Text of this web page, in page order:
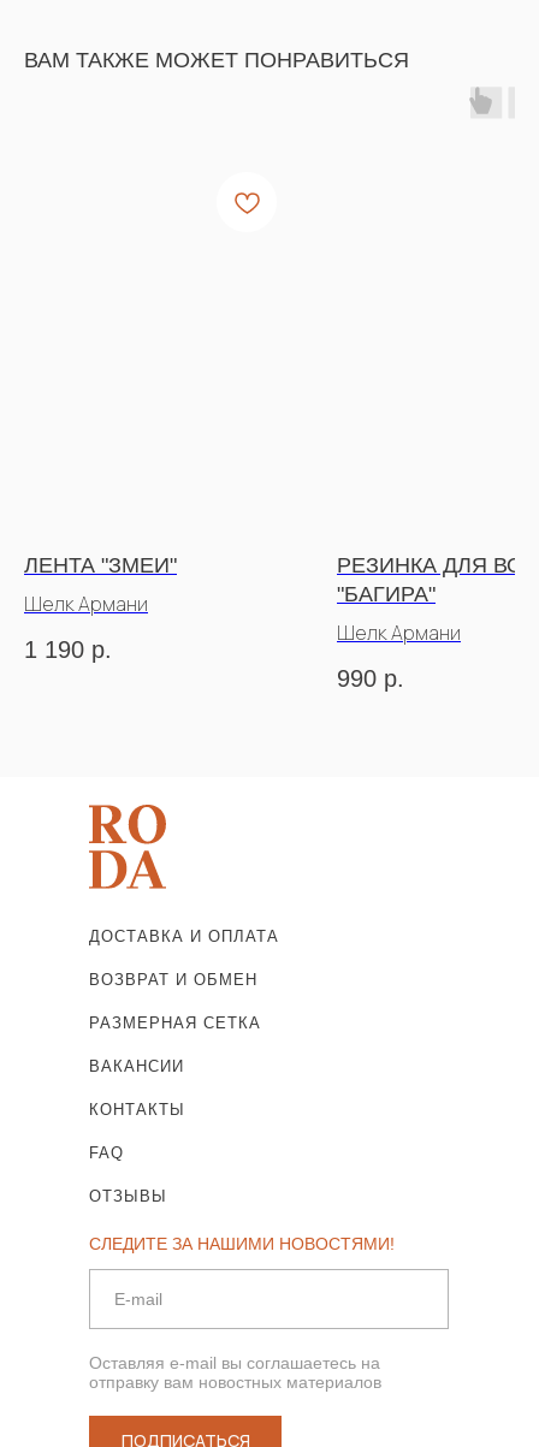
ВАМ ТАКЖЕ МОЖЕТ ПОНРАВИТЬСЯ
ЛЕНТА "ЗМЕИ"
Шелк Армани
1 190 р.
РЕЗИНКА ДЛЯ
"БАГИРА"
Шелк Армани
990 р.
РАЗМЕРНАЯ СЕТКА
ДОСТАВКА И ОПЛАТА
КОНТАКТЫ
FAQ
ОТЗЫВЫ
СЛЕДИТЕ ЗА НАШИМИ НОВОСТЯМИ!
Оставляя e-mail вы соглашаетесь на
отправку вам новостных материалов
ПОДПИСАТЬСЯ
ВОЗВРАТ И ОБМЕН
ВАКАНСИИ